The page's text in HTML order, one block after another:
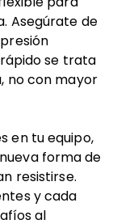
Asegúrate de
se trata
no con mayor
en tu equipo,
forma de
resistirse.
y cada
al